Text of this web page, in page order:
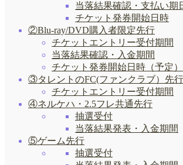
当落結果確認・支払い期
チケット発券開始日時
②Blu-ray/DVD購入者限定先行
チケットエントリー受付期間
当落結果確認・入金期間
チケット発券開始日時（予定）
③タレントのFC(ファンクラブ）先行
チケットエントリー受付期間
④ネルケハ・2.5フレ共通先行
抽選受付
当落結果発表・入金期間
⑤ゲーム先行
抽選受付